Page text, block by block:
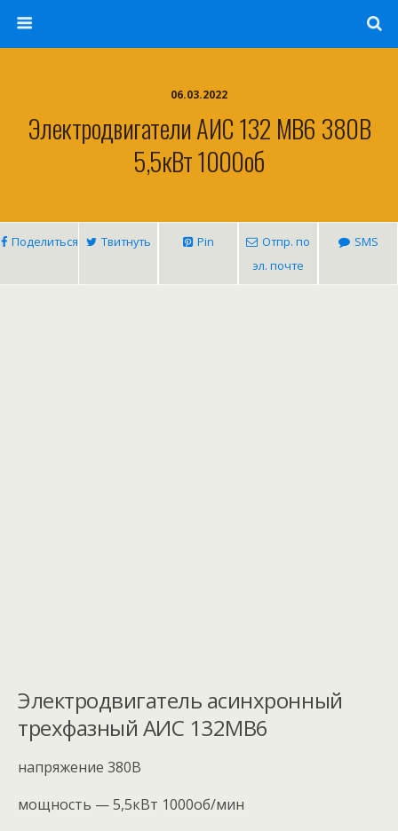
06.03.2022
Электродвигатели АИС 132 MB6 380В
5,5кВт 1000об
Поделиться Твитнуть Pin
Отпр. по
эл. почте
SMS
Электродвигатель асинхронный
трехфазный АИС 132MB6
напряжение 380В
мощность — 5,5кВт 1000об/мин